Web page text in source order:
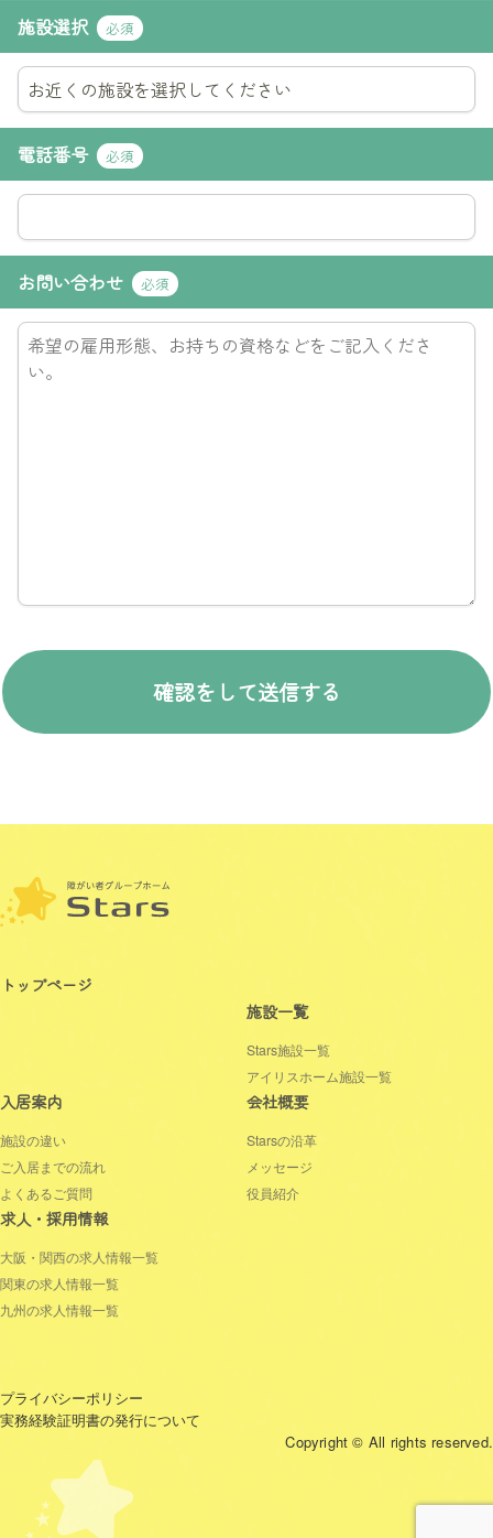
施設選択 必須
電話番号 必須
お問い合わせ 必須
トップページ
施設一覧
Stars施設一覧
アイリスホーム施設一覧
入居案内
施設の違い
ご入居までの流れ
よくあるご質問
会社概要
Starsの沿革
メッセージ
役員紹介
求人・採用情報
大阪・関西の求人情報一覧
関東の求人情報一覧
九州の求人情報一覧
プライバシーポリシー
実務経験証明書の発行について
Copyright © All rights reserved.